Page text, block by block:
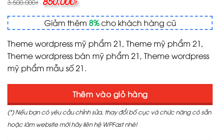
3.500.000₫
gốc
là:
3.500.000₫.
₫
hiện
tại
là:
850.000₫.
Giảm thêm 8%cho khách hàng cũ
Theme wordpress mỹ phẩm 21, Theme mỹ phẩm 21,
Theme wordpress bán mỹ phẩm 21, Theme wordpress
mỹ phẩm mẫu số 21.
Thêm vào giỏ hàng
(*) Nếu bạn có yêu cầu chỉnh sửa, thay đổi bố cục và chức năng có sẵn
hoặc làm website mới hãy liên hệ WPFast nhé!